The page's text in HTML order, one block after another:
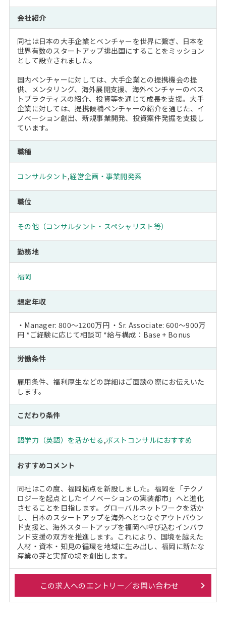
会社紹介
同社は日本の大手企業とベンチャーを世界に繋ぎ、日本を
世界有数のスタートアップ排出国にすることをミッション
として設立されました。
国内ベンチャーに対しては、大手企業との提携機会の提
供、メンタリング、海外展開支援、海外ベンチャーのベス
トプラクティスの紹介、投資等を通じて成長を支援。大手
企業に対しては、提携候補ベンチャーの紹介を通じた、イ
ノベーション創出、新規事業開発、投資案件発掘を支援し
ています。
職種
コンサルタント,経営企画・事業開発系
職位
その他（コンサルタント・スペシャリスト等）
勤務地
福岡
想定年収
・Manager: 800～1200万円 ・Sr. Associate: 600～900万
円 *ご経験に応じて相談可 *給与構成：Base + Bonus
労働条件
雇用条件、福利厚生などの詳細はご面談の際にお伝えいた
します。
こだわり条件
語学力（英語）を活かせる ,ポストコンサルにおすすめ
おすすめコメント
同社はこの度、福岡拠点を新設しました。福岡を「テクノ
ロジーを起点としたイノベーションの実装都市」へと進化
させることを目指します。グローバルネットワークを活か
し、日本のスタートアップを海外へとつなぐアウトバウン
ド支援と、海外スタートアップを福岡へ呼び込むインバウ
ンド支援の双方を推進します。これにより、国境を越えた
人材・資本・知見の循環を地域に生み出し、福岡に新たな
産業の芽と実証の場を創出します。
この求人へのエントリー／お問い合わせ